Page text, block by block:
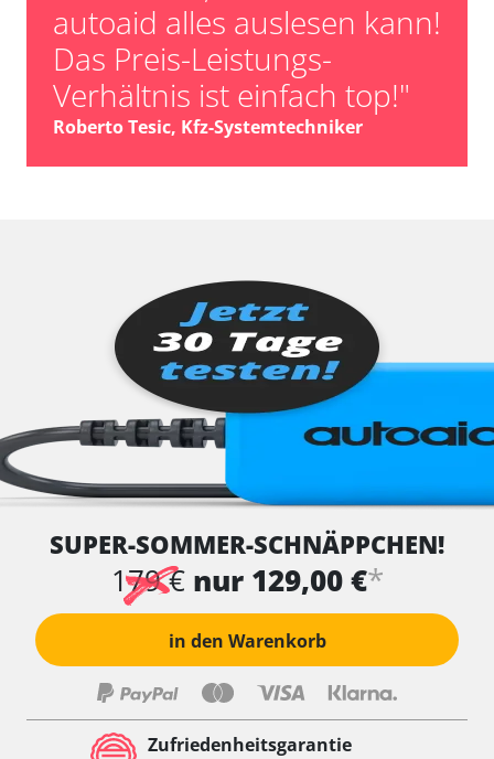
autoaid alles auslesen kann!
Das Preis-Leistungs-
Verhältnis ist einfach top!"
Roberto Tesic, Kfz-Systemtechniker
SUPER-SOMMER-SCHNÄPPCHEN!
179 € nur 129,00 €*
in den Warenkorb
Zufriedenheitsgarantie